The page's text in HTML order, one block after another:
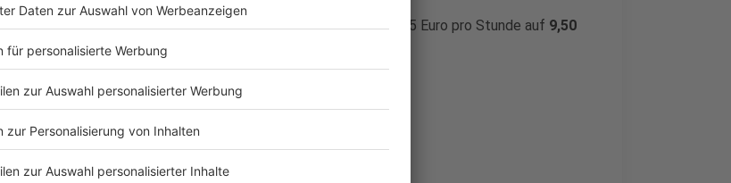
Der gesetzliche Mindestlohn steigt zum 1. Januar von derzeit 9,35 Euro pro Stunde auf 9,50
Euro.
Anzeige
Mehrwertsteuer
Anzeige